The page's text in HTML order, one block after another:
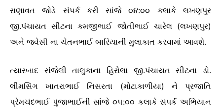
રાણાવત જોડે સંપર્ક કરી સાંજે ૦૪:૦૦ કલાકે લખણપુર
જી.પંચાયત સીટના કમજીભાઈ જોતીભાઈ ચારેલ (લખણપુર)
અને જવેસી ના ચેતનભાઈ બારિયાની મુલાકાત કરવામાં આવશે.
ત્યારબાદ સંજેલી તાલુકાના હિરોલા જી.પંચાયત સીટના ડો.
લીમસિંગ ખાતરાભાઈ નિસરતા (મોટાકાળીયા) ને પ્રજાતિ
પ્રેમચંદભાઈ પુંજાભાઈની સાંજે ૦૫:૦૦ કલાકે સંપર્ક અભિયાન